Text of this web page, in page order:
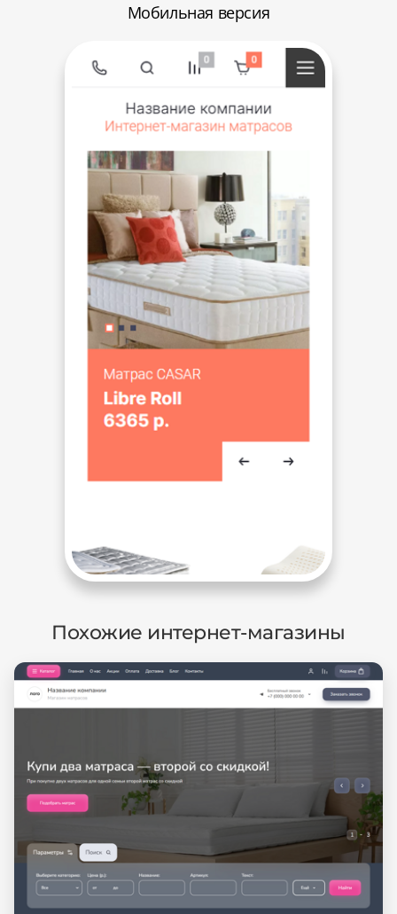
Мобильная версия
Похожие интернет-магазины